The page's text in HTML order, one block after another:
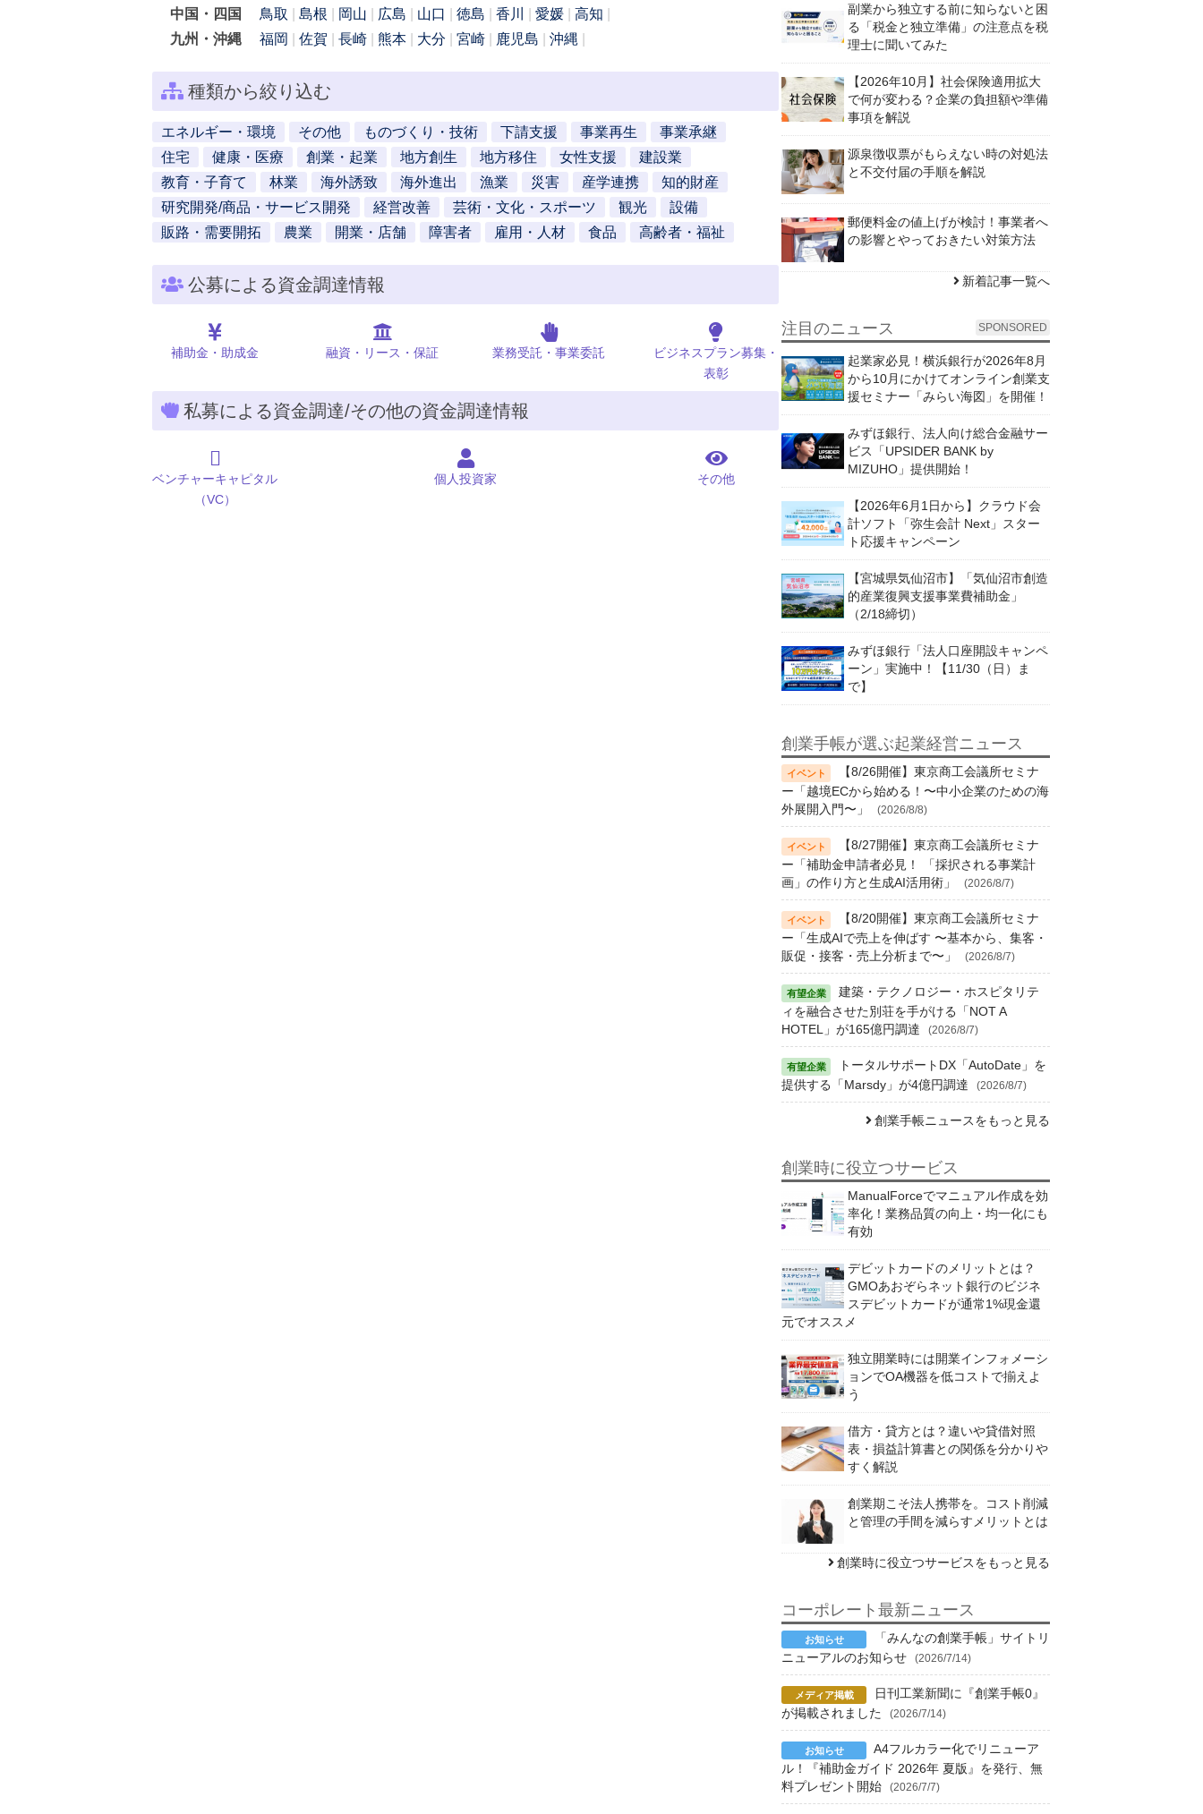
中国・四国
鳥取 島根 岡山 広島 山口 徳島 香川 愛媛
高知
九州・沖縄
福岡 佐賀 長崎 熊本 大分 宮崎 鹿児島 沖縄
種類から絞り込む
エネルギー・環境 その他 ものづくり・技術 下請支援 事業再生
事業承継
住宅
健康・医療 創業・起業 地方創生 地方移住 女性支援
建設業
教育・子育て
林業 海外誘致 海外進出 漁業 災害 産学連携
知的財産
研究開発/商品・サービス開発
経営改善 芸術・文化・スポーツ 観光
設備
販路・需要開拓
農業 開業・店舗 障害者 雇用・人材 食品 高齢者・福祉
公募による資金調達情報
補助金・助成金 融資・リース・保証 業務受託・事業委託
ビジネスプラン募集・
表彰
私募による資金調達/その他の資金調達情報
ベンチャーキャピタル
（VC）
個人投資家 その他
副業から独立する前に知らないと困
る「税金と独立準備」の注意点を税
理士に聞いてみた
【2026年10月】社会保険適用拡大
で何が変わる？企業の負担額や準備
事項を解説
源泉徴収票がもらえない時の対処法
と不交付届の手順を解説
郵便料金の値上げが検討！事業者へ
の影響とやっておきたい対策方法
新着記事一覧へ
注目のニュース SPONSORED
起業家必見！横浜銀行が2026年8月
から10月にかけてオンライン創業支
援セミナー「みらい海図」を開催！
みずほ銀行、法人向け総合金融サー
ビス「UPSIDER BANK by
MIZUHO」提供開始！
【2026年6月1日から】クラウド会
計ソフト「弥生会計 Next」スター
ト応援キャンペーン
【宮城県気仙沼市】「気仙沼市創造
的産業復興支援事業費補助金」
（2/18締切）
みずほ銀行「法人口座開設キャンペ
ーン」実施中！【11/30（日）ま
で】
創業手帳が選ぶ起業経営ニュース
【8/26開催】東京商工会議所セミナ
ー「越境ECから始める！〜中小企業のための海
外展開入門〜」
(2026/8/8)
【8/27開催】東京商工会議所セミナ
ー「補助金申請者必見！ 「採択される事業計
画」の作り方と生成AI活用術」
(2026/8/7)
【8/20開催】東京商工会議所セミナ
ー「生成AIで売上を伸ばす 〜基本から、集客・
販促・接客・売上分析まで〜」
(2026/8/7)
建築・テクノロジー・ホスピタリテ
ィを融合させた別荘を手がける「NOT A
HOTEL」が165億円調達
(2026/8/7)
トータルサポートDX「AutoDate」を
提供する「Marsdy」が4億円調達
(2026/8/7)
創業手帳ニュースをもっと見る
創業時に役立つサービス
ManualForceでマニュアル作成を効
率化！業務品質の向上・均一化にも
有効
デビットカードのメリットとは？
GMOあおぞらネット銀行のビジネ
スデビットカードが通常1%現金還
元でオススメ
独立開業時には開業インフォメーシ
ョンでOA機器を低コストで揃えよ
う
借方・貸方とは？違いや貸借対照
表・損益計算書との関係を分かりや
すく解説
創業期こそ法人携帯を。コスト削減
と管理の手間を減らすメリットとは
創業時に役立つサービスをもっと見る
コーポレート最新ニュース
「みんなの創業手帳」サイトリ
ニューアルのお知らせ
(2026/7/14)
日刊工業新聞に『創業手帳0』
が掲載されました
(2026/7/14)
A4フルカラー化でリニューア
ル！『補助金ガイド 2026年 夏版』を発行、無
料プレゼント開始
(2026/7/7)